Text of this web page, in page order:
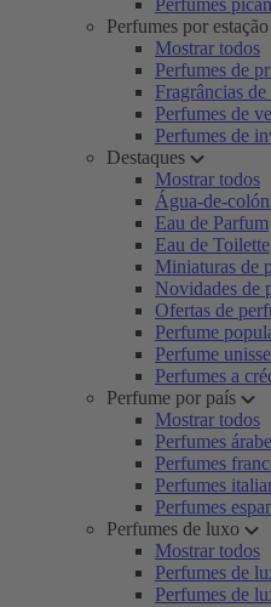
Perfumes
Perfumes por estação
Mostrar todos
Perfumes de
Fragrâncias
Perfumes de
Perfumes de
Destaques
Mostrar todos
Água-de-
Eau de Parfum
Eau de Toilette
Miniaturas de
Novidades de
Ofertas de
Perfume
Perfume
Perfumes a
Perfume por país
Mostrar todos
Perfumes
Perfumes
Perfumes
Perfumes
Perfumes de luxo
Mostrar todos
Perfumes de
Perfumes de